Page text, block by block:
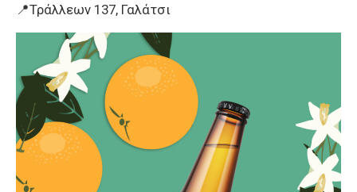
📍Τράλλεων 137, Γαλάτσι